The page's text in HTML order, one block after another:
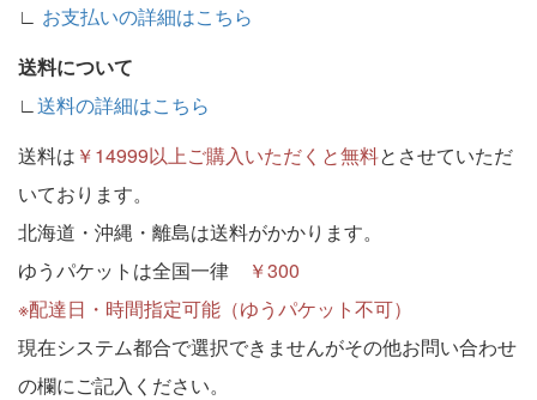
∟ お支払いの詳細はこちら
送料について
∟ 送料の詳細はこちら
送料は ￥14999以上ご購入いただくと無料とさせていただ
いております。
北海道・沖縄・離島は送料がかかります。
ゆうパケットは全国一律
￥300
※配達日・時間指定可能（ゆうパケット不可）
現在システム都合で選択できませんがその他お問い合わせ
の欄にご記入ください。